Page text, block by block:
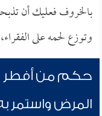
بالخروف فعليك أن
وتوزع لحمه على
حكم من أفطر
المرض واستمر